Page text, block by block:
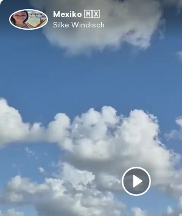
Mexiko 🇲🇽
Silke Windisch